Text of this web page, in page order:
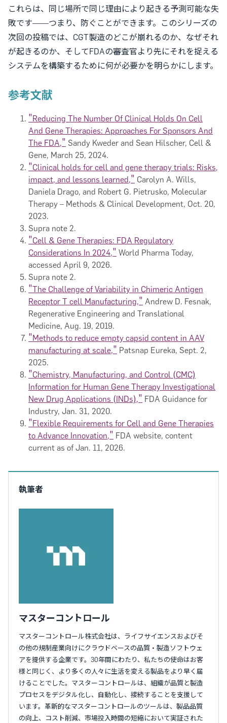
これらは、同じ場所で同じ理由により起きる予測可能な失
敗です——つまり、防ぐことができます。このシリーズの
次回の投稿では、CGT製造のどこが崩れるのか、なぜそれ
が起きるのか、そしてFDAの審査官より先にそれを捉える
システムを構築するために何が必要かを明らかにします。
参考文献
"Reducing The Number Of Clinical Holds On Cell
And Gene Therapies: Approaches For Sponsors And
The FDA," Sandy Kweder and Sean Hilscher, Cell &
Gene, March 25, 2024.
"Clinical holds for cell and gene therapy trials: Risks,
impact, and lessons learned," Carolyn A. Wills,
Daniela Drago, and Robert G. Pietrusko, Molecular
Therapy – Methods & Clinical Development, Oct. 20,
2023.
Supra note 2.
"Cell & Gene Therapies: FDA Regulatory
Considerations In 2024," World Pharma Today,
accessed April 9, 2026.
Supra note 2.
"The Challenge of Variability in Chimeric Antigen
Receptor T cell Manufacturing," Andrew D. Fesnak,
Regenerative Engineering and Translational
Medicine, Aug. 19, 2019.
"Methods to reduce empty capsid content in AAV
manufacturing at scale," Patsnap Eureka, Sept. 2,
2025.
"Chemistry, Manufacturing, and Control (CMC)
Information for Human Gene Therapy Investigational
New Drug Applications (INDs)," FDA Guidance for
Industry, Jan. 31, 2020.
"Flexible Requirements for Cell and Gene Therapies
to Advance Innovation," FDA website, content
current as of Jan. 11, 2026.
執筆者
マスターコントロール
マスターコントロール株式会社は、ライフサイエンスおよびそ
の他の規制産業向けにクラウドベースの品質・製造ソフトウェ
アを提供する企業です。30年間にわたり、私たちの使命はお客
様と同じく、より多くの人々に生活を変える製品をより早く届
けることでした。マスターコントロールは、組織が品質と製造
プロセスをデジタル化し、自動化し、接続することを支援して
います。革新的なマスターコントロールのツールは、製品品質
の向上、コスト削減、市場投入時間の短縮において実証された